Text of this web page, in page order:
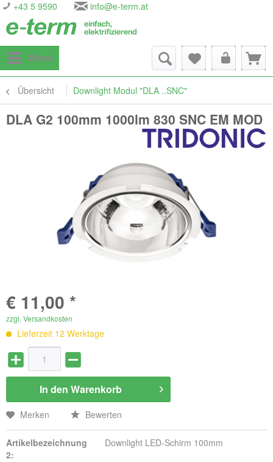
+43 5 9590 info@e-term.at
Menü
Übersicht Downlight Modul "DLA ..SNC"
DLA G2 100mm 1000lm 830 SNC EM MOD
€ 11,00 *
zzgl. Versandkosten
Lieferzeit 12 Werktage
In den Warenkorb
Merken Bewerten
Artikelbezeichnung
2:
Downlight LED-Schirm 100mm